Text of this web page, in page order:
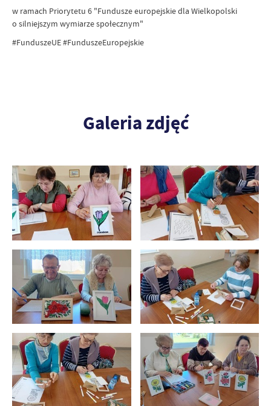
w ramach Priorytetu 6 "Fundusze europejskie dla Wielkopolski
o silniejszym wymiarze społecznym"
#FunduszeUE #FunduszeEuropejskie
Galeria zdjęć